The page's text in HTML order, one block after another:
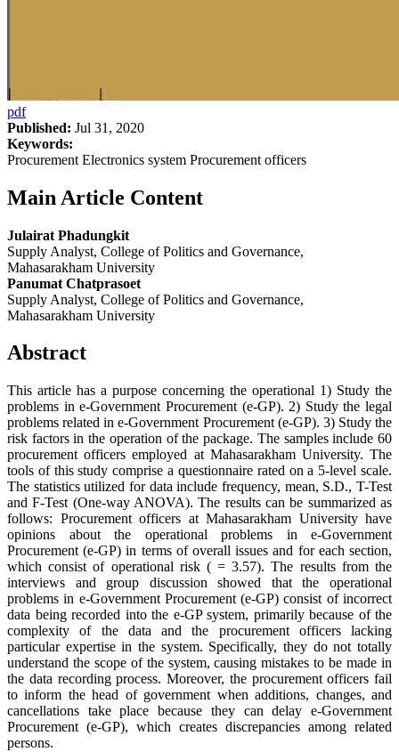
pdf
Published: Jul 31, 2020
Keywords:
Procurement Electronics system Procurement officers
Main Article Content
Julairat Phadungkit
Supply Analyst, College of Politics and Governance,
Mahasarakham University
Panumat Chatprasoet
Supply Analyst, College of Politics and Governance,
Mahasarakham University
Abstract
This article has a purpose concerning the operational 1) Study the
problems in e-Government Procurement (e-GP). 2) Study the legal
problems related in e-Government Procurement (e-GP). 3) Study the
risk factors in the operation of the package. The samples include 60
procurement officers employed at Mahasarakham University. The
tools of this study comprise a questionnaire rated on a 5-level scale.
The statistics utilized for data include frequency, mean, S.D., T-Test
and F-Test (One-way ANOVA). The results can be summarized as
follows: Procurement officers at Mahasarakham University have
opinions about the operational problems in e-Government
Procurement (e-GP) in terms of overall issues and for each section,
which consist of operational risk ( = 3.57). The results from the
interviews and group discussion showed that the operational
problems in e-Government Procurement (e-GP) consist of incorrect
data being recorded into the e-GP system, primarily because of the
complexity of the data and the procurement officers lacking
particular expertise in the system. Specifically, they do not totally
understand the scope of the system, causing mistakes to be made in
the data recording process. Moreover, the procurement officers fail
to inform the head of government when additions, changes, and
cancellations take place because they can delay e-Government
Procurement (e-GP), which creates discrepancies among related
persons.